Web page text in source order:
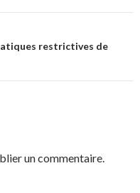
restrictives de
un commentaire.